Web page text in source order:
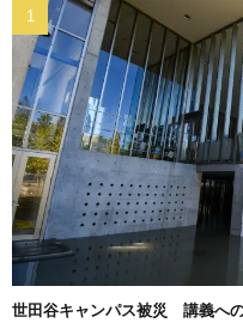
世田谷キャンパス被災 講義へ